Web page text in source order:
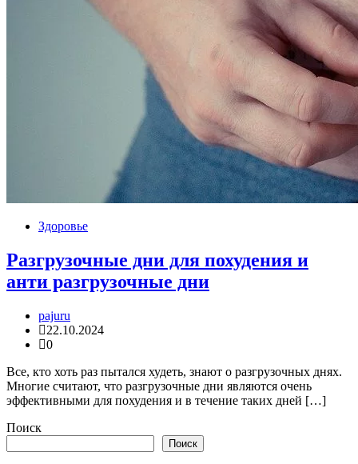
Здоровье
Разгрузочные дни для похудения и
анти разгрузочные дни
pajuru
22.10.2024
0
Все, кто хоть раз пытался худеть, знают о разгрузочных днях.
Многие считают, что разгрузочные дни являются очень
эффективными для похудения и в течение таких дней […]
Поиск
Поиск